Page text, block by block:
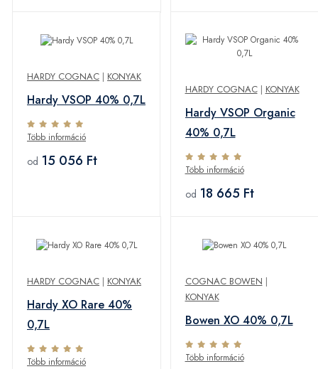
HARDY COGNAC | KONYAK
Hardy VSOP 40% 0,7L
Több információ
od 15 056 Ft
HARDY COGNAC| KONYAK
Hardy VSOP Organic
40% 0,7L
Több információ
od 18 665 Ft
HARDY COGNAC | KONYAK
Hardy XO Rare 40%
0,7L
Több információ
COGNAC BOWEN |
KONYAK
Bowen XO 40% 0,7L
Több információ